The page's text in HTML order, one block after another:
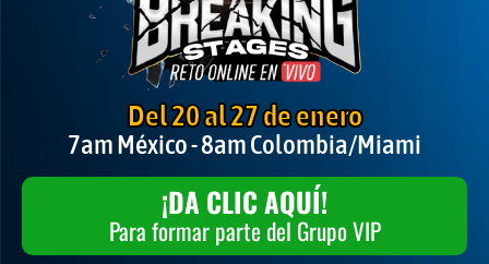
Del 20 al 27 de enero
7am México - 8am Colombia/Miami
¡DA CLIC AQUÍ!
Para formar parte del Grupo VIP